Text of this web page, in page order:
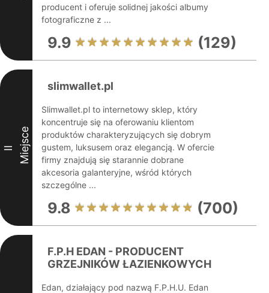
producent i oferuje solidnej jakości albumy
fotograficzne z ...
9.9 (129)
II Miejsce
slimwallet.pl
Slimwallet.pl to internetowy sklep, który
koncentruje się na oferowaniu klientom
produktów charakteryzujących się dobrym
gustem, luksusem oraz elegancją. W ofercie
firmy znajdują się starannie dobrane
akcesoria galanteryjne, wśród których
szczególne ...
9.8 (700)
F.P.H EDAN - PRODUCENT
GRZEJNIKÓW ŁAZIENKOWYCH
Edan, działający pod nazwą F.P.H.U. Edan